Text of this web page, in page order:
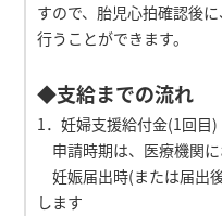
すので、胎児心拍確認後
行うことができます。
◆支給までの流れ
1．妊婦支援給付金(1回目)
申請時期は、医療機関
妊娠届出時(または届出
します